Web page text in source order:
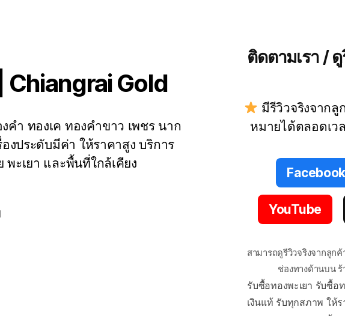
Chiangrai Gold
คำ ทองเค ทองคำขาว เพชร นาก
องประดับมีค่า ให้ราคาสูง บริการ
พะเยา และพื้นที่ใกล้เคียง
ติดตามเรา /
มีรีวิวจริงจาก
หมายได้ตลอดเว
YouTube
สามารถดูรีวิวจริงจากลูก
ช่องทางด้านบน
รับซื้อทองพะเยา รับซื้อ
เงินแท้ รับทุกสภาพ ให้